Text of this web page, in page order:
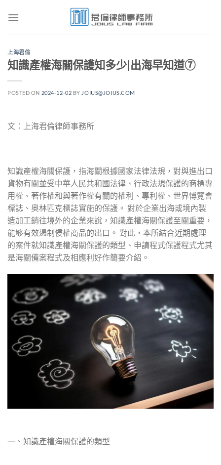
上海君倫
知識產權海關保護知多少|出海早知道⑦
POSTED ON 2024-12-02 BY JOIUS@JOIUS.COM
文：上海君倫律師事務所
知識產權海關保護，指海關根據國家法律法規，對與進出口
貨物有關並受中華人民共和國法律、行政法規保護的商標專
用權、著作權和與著作權有關的權利、專利權、世界愽覽會
標誌、奧林匹克標誌實施的保護。 對於企業出海或境內製
造加工銷往境外的企業來說，知識產權海關保護至關重要，
能够有效遏制侵權商品的出口。 對此，本所結合近期處理
的案件就知識產權海關保護的類型、申請程式保護程式尤其
是海關備案程式及相應利好作簡要介紹。
一、知識產權海關保護的類型